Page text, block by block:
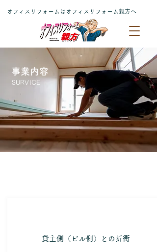
オフィスリフォームはオフィスリフォーム親方へ
オフィスリフォーム親方
事業内容
SURVICE
貸主側（ビル側）との折衝